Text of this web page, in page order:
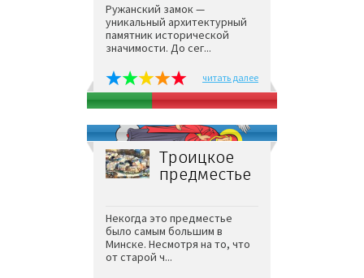
Ружанский замок —
уникальный архитектурный
памятник исторической
значимости. До сег...
читать далее
Троицкое
предместье
Некогда это предместье
было самым большим в
Минске. Несмотря на то, что
от старой ч...